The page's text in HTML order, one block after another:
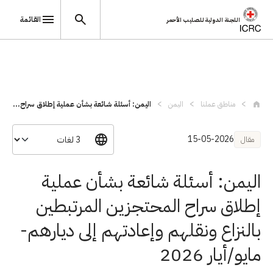
اللجنة الدولية للصليب الأحمر القائمة
مناطق عملنا اليمن اليمن: أسئلة شائعة بشأن عملية إطلاق سراح...
مقال 15-05-2026
اليمن: أسئلة شائعة بشأن عملية
إطلاق سراح المحتجزين المرتبطين
بالنزاع ونقلهم وإعادتهم إلى ديارهم-
مايو/أيار 2026